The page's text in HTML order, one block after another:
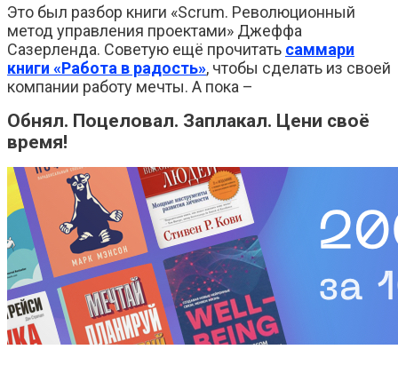
Это был разбор книги «Scrum. Революционный
метод управления проектами» Джеффа
Сазерленда. Советую ещё прочитать саммари
книги «Работа в радость», чтобы сделать из своей
компании работу мечты. А пока –
Обнял. Поцеловал. Заплакал. Цени своё
время!